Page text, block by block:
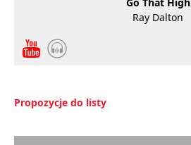
Ray Dalton
Propozycje do listy